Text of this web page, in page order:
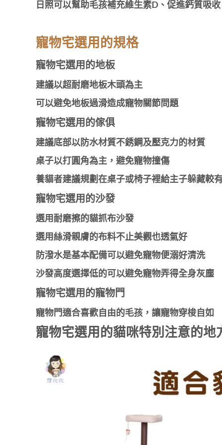
日照可以幫助毛孩補充維生素D、促進鈣質吸收
寵物宅選用的規格
寵物宅選用的地板
建議以超耐磨地板木頭為主
可以避免地板過滑造成寵物關節問題
寵物宅選用的傢俱
建議底部以防水材質不銹鋼及壓克力的材質
桌子以打圓角為主，避免寵物撞傷
養貓者建議規劃在桌子或椅子裡給主子躲藏較
寵物宅選用的沙發
選用耐磨擦的貓抓布沙發
選用絲滑親膚的布料不止美觀也透氣好
防潑水是基本配備可以避免寵物便溺好清洗
沙發高度選擇低的可以避免寵物弄得全身灰塵
寵物宅選用的寵物門
寵物門適合喜歡自由的毛孩，讓寵物穿梭自如
寵物宅選用的貓咪特別注意的地